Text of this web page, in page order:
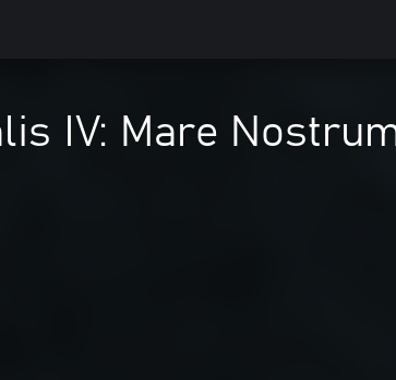
IV: Mare